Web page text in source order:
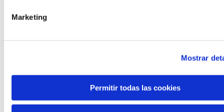
Marketing
Mostrar
Permitir todas las cookies
Ezagutza sortzea